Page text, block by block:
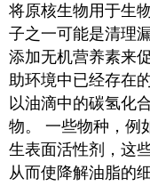
将原核生物用于生
子之一可能是清理
添加无机营养素来
助环境中已经存在
以油滴中的碳氢化
物。 一些物种，例
生表面活性剂，这
从而使降解油脂的